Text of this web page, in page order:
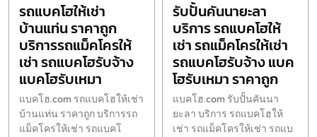
รถแบคโฮให้เช่า
บ้านแท่น ราคาถูก
บริการรถแม็คโครให้
เช่า รถแบคโฮรับจ้าง
แบคโฮรับเหมา
แบคโฮ.com รถแบคโฮให้เช่า
บ้านแท่น ราคาถูก บริการรถ
แม็คโครให้เช่า รถแบคโ
รับปั้นคันนายะลา
บริการ รถแบคโฮให้
เช่า รถแม็คโครให้เช่า
รถแบคโฮรับจ้าง แบค
โฮรับเหมา ราคาถูก
แบคโฮ.com รับปั้นคันนา
ยะลา บริการ รถแบคโฮให้
เช่า รถแม็คโครให้เช่า รถแบ